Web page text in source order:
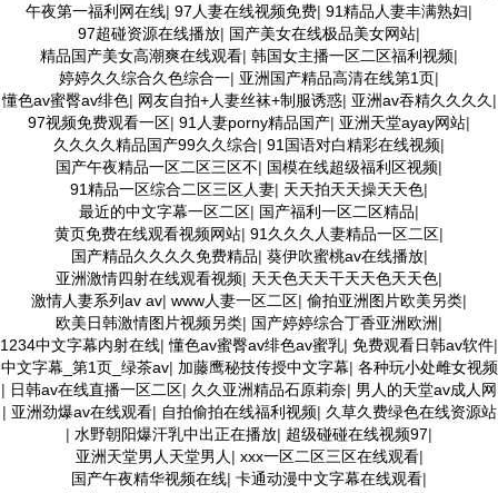
午夜第一福利网在线| 97人妻在线视频免费| 91精品人妻丰满熟妇|
97超碰资源在线播放| 国产美女在线极品美女网站|
精品国产美女高潮爽在线观看| 韩国女主播一区二区福利视频|
婷婷久久综合久色综合一| 亚洲国产精品高清在线第1页|
懂色av蜜臀av绯色| 网友自拍+人妻丝袜+制服诱惑| 亚洲av吞精久久久久 |
97视频免费观看一区| 91人妻porny精品国产| 亚洲天堂ayay网站|
久久久久精品国产99久久综合| 91国语对白精彩在线视频|
国产午夜精品一区二区三区不| 国模在线超级福利区视频|
91精品一区综合二区三区人妻| 天天拍天天操天天色|
最近的中文字幕一区二区| 国产福利一区二区精品|
黄页免费在线观看视频网站| 91久久久人妻精品一区二区|
国产精品久久久久免费精品| 葵伊吹蜜桃av在线播放|
亚洲激情四射在线观看视频| 天天色天天干天天色天天色|
激情人妻系列av av| www人妻一区二区| 偷拍亚洲图片欧美另类|
欧美日韩激情图片视频另类| 国产婷婷综合丁香亚洲欧洲|
1234中文字幕内射在线|懂色av蜜臀av绯色av蜜乳| 免费观看日韩av软件|
中文字幕_第1页_绿茶av| 加藤鹰秘技传授中文字幕| 各种玩小处雌女视频
| 日韩av在线直播一区二区| 久久亚洲精品石原莉奈| 男人的天堂av成人网
| 亚洲劲爆av在线观看| 自拍偷拍在线福利视频| 久草久费绿色在线资源站
| 水野朝阳爆汗乳中出正在播放| 超级碰碰在线视频97|
亚洲天堂男人天堂男人 | xxx一区二区三区在线观看|
国产午夜精华视频在线| 卡通动漫中文字幕在线观看|